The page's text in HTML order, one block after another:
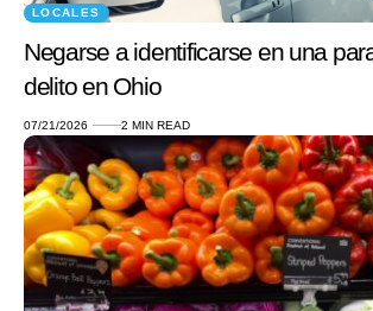
LOCALES
Negarse a identificarse en una
delito en Ohio
07/21/2026 2 MIN READ